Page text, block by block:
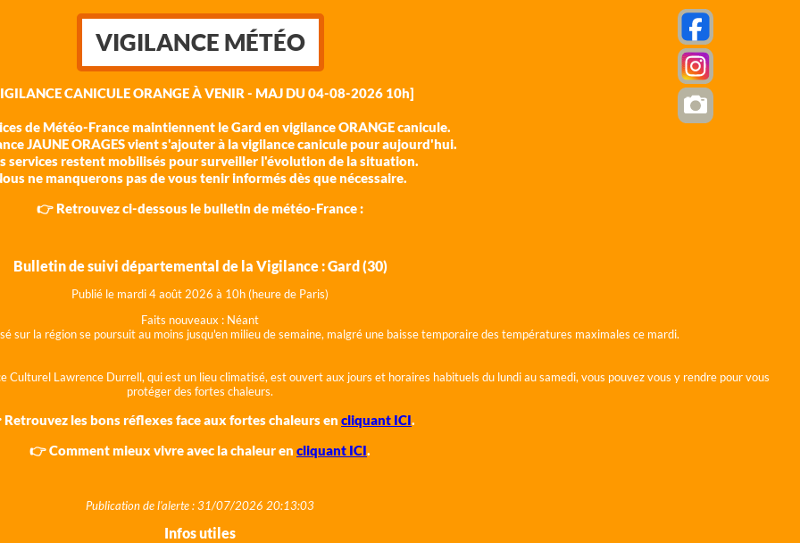
VIGILANCE MÉTÉO
CANICULE ORANGE À VENIR - MAJ DU 04-08-2026 10h]
de Météo-France maintiennent le Gard en vigilance ORANGE canicule.
JAUNE ORAGES vient s'ajouter à la vigilance canicule pour aujourd'hui.
services restent mobilisés pour surveiller l'évolution de la situation.
ne manquerons pas de vous tenir informés dès que nécessaire.
👉 Retrouvez ci-dessous le bulletin de météo-France :
Bulletin de suivi départemental de la Vigilance : Gard (30)
Publié le mardi 4 août 2026 à 10h (heure de Paris)
Faits nouveaux : Néant
sur la région se poursuit au moins jusqu'en milieu de semaine, malgré une baisse temporaire des températures maximales ce mardi.
Lawrence Durrell, qui est un lieu climatisé, est ouvert aux jours et horaires habituels du lundi au samedi, vous pouvez vous y rendre pour vous
protéger des fortes chaleurs.
les bons réflexes face aux fortes chaleurs en cliquant ICI.
👉 Comment mieux vivre avec la chaleur en cliquant ICI.
Publication de l'alerte : 31/07/2026 20:13:03
Infos utiles